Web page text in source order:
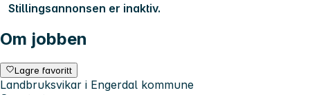
Stillingsannonsen er inaktiv.
Om jobben
Lagre favoritt
Landbruksvikar i Engerdal kommune